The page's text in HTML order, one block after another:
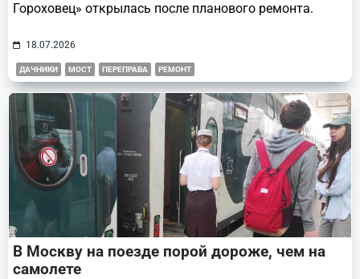
Гороховец» открылась после планового ремонта.
18.07.2026
ДАЧНИКИ МОСТ ПЕРЕПРАВА РЕМОНТ
В Москву на поезде порой дороже, чем на
самолете